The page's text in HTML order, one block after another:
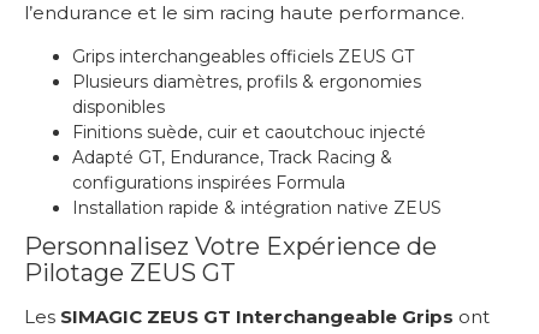
l’endurance et le sim racing haute performance.
Grips interchangeables officiels ZEUS GT
Plusieurs diamètres, profils & ergonomies
disponibles
Finitions suède, cuir et caoutchouc injecté
Adapté GT, Endurance, Track Racing &
configurations inspirées Formula
Installation rapide & intégration native ZEUS
Personnalisez Votre Expérience de
Pilotage ZEUS GT
Les SIMAGIC ZEUS GT Interchangeable Grips ont